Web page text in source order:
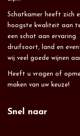
Schatkamer heeft zich
hoogste kwaliteit aan
een schat aan ervaring.
druifsoort, land en
wij veel goede wijnen
Heeft u vragen of
maken van uw keuze!
Snel naar